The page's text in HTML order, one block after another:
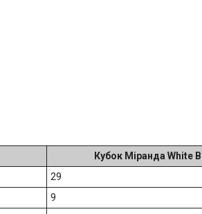
Кубок Міранда White B
29
9